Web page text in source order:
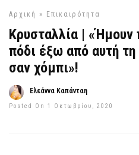
Αρχική » Επικαιρότητα
Κρυσταλλία | «Ήμουν
πόδι έξω από αυτή
σαν χόμπι»!
Ελεάννα Καπάνταη
Posted On 1 Οκτωβρίου, 2020